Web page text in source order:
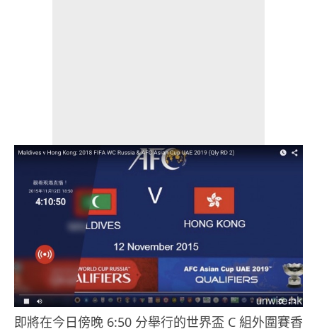
即將在今日傍晚 6:50 分舉行的世界盃 C 組外圍賽香